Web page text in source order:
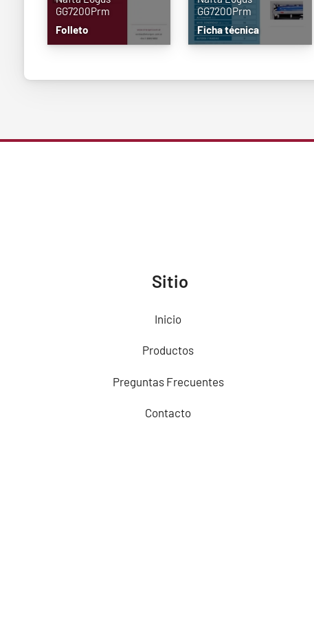
GG7200Prm
Folleto
GG7200Prm
Ficha técnica
Sitio
Inicio
Productos
Preguntas Frecuentes
Contacto